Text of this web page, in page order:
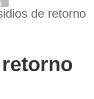
de retorno